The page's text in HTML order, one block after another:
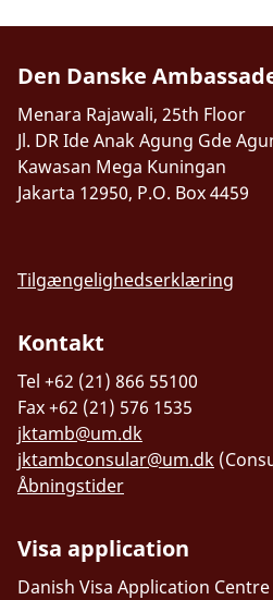
Den Danske
Menara Rajawali, 25th Floor
Jl. DR Ide Anak Agung Gde
Kawasan Mega Kuningan
Jakarta 12950, P.O. Box 4459
Tilgængelighedserklæring
Kontakt
Tel +62 (21) 866 55100
Fax +62 (21) 576 1535
jktamb@um.dk
jktambconsular@um.dk
Åbningstider
Visa application
Danish Visa Application Centre